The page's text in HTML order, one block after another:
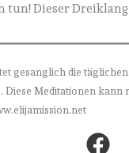
Dieser
gesanglich die
Diese Meditationen kann